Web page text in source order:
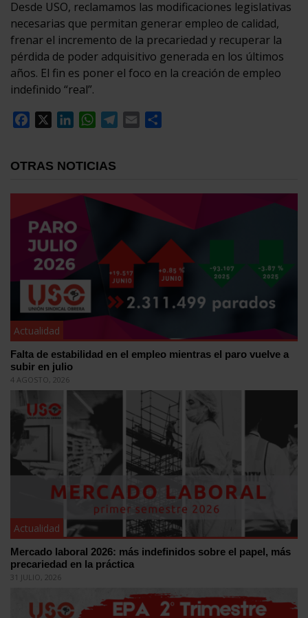
Desde USO, reclamamos las modificaciones legislativas
necesarias que permitan generar empleo de calidad,
frenar el incremento de la precariedad y recuperar la
pérdida de poder adquisitivo generada en los últimos
años. El fin es poner el foco en la creación de empleo
indefinido “real”.
Facebook
LinkedInWhatsApp
Telegram
Email
OTRAS NOTICIAS
Actualidad
Falta de estabilidad en el empleo mientras el paro vuelve a
subir en julio
4 AGOSTO, 2026
Actualidad
Mercado laboral 2026: más indefinidos sobre el papel, más
precariedad en la práctica
31 JULIO, 2026